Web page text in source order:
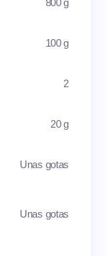
100 g
2
20 g
Unas gotas
Unas gotas